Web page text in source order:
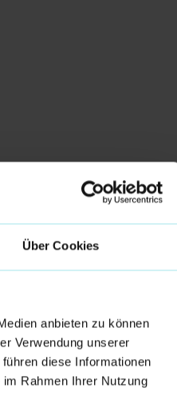
Über Cookies
anbieten zu können
Verwendung unserer
diese Informationen
Rahmen Ihrer Nutzung